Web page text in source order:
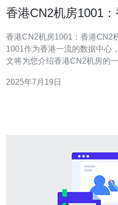
香港CN2机房1001
香港CN2机房1001：香港CN2机房优势
1001作为香港一流的数据中心
文将为您介绍香港CN2机房的一些优势。
网络是中国电信旗下的专属网
2025年7月19日